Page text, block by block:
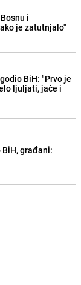
i
je zatutnjalo"
BiH: "Prvo je
ljuljati, jače i
građani: